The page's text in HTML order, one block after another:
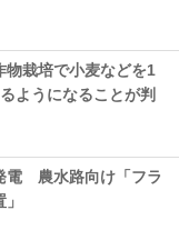
物栽培で小麦などを1
ようになることが判
電 農水路向け「フラ